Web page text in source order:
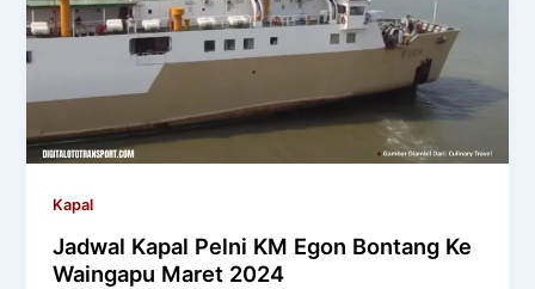
Kapal
Jadwal Kapal Pelni KM Egon Bontang Ke
Waingapu Maret 2024